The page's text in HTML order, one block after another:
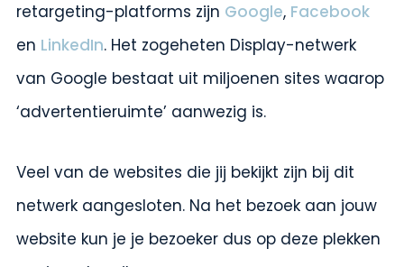
retargeting-platforms zijn Google, Facebook
en LinkedIn. Het zogeheten Display-netwerk
van Google bestaat uit miljoenen sites waarop
‘advertentieruimte’ aanwezig is.
Veel van de websites die jij bekijkt zijn bij dit
netwerk aangesloten. Na het bezoek aan jouw
website kun je je bezoeker dus op deze plekken